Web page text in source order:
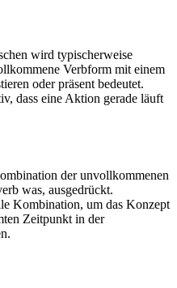
wird typischerweise
Verbform mit einem
oder präsent bedeutet.
dass eine Aktion gerade läuft
der unvollkommenen
was, ausgedrückt.
Kombination, um das Konzept
Zeitpunkt in der